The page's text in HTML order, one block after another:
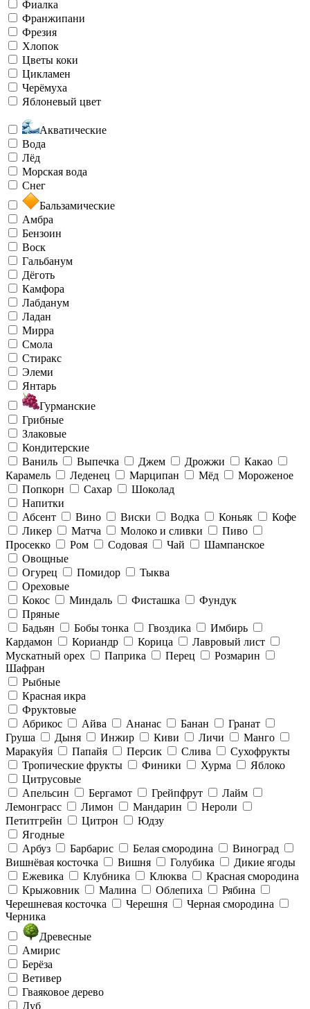
Фиалка
Франжипани
Фрезия
Хлопок
Цветы коки
Цикламен
Черёмуха
Яблоневый цвет
Акватические
Вода
Лёд
Морская вода
Снег
Бальзамические
Амбра
Бензоин
Воск
Гальбанум
Дёготь
Камфора
Лабданум
Ладан
Мирра
Смола
Стиракс
Элеми
Янтарь
Гурманские
Грибные
Злаковые
Кондитерские
Ваниль
Выпечка Джем Дрожжи
Какао
Карамель
Леденец Марципан Мёд
Мороженое
Попкорн
Сахар
Шоколад
Напитки
Абсент
Вино Виски Водка Коньяк
Кофе
Ликер
Матча Молоко и сливки
Пиво
Просекко
Ром Содовая Чай
Шампанское
Овощные
Огурец
Помидор
Тыква
Ореховые
Кокос
Миндаль Фисташка
Фундук
Пряные
Бадьян
Бобы тонка Гвоздика
Имбирь
Кардамон
Кориандр Корица
Лавровый лист
Мускатный орех
Паприка Перец
Розмарин
Шафран
Рыбные
Красная икра
Фруктовые
Абрикос
Айва Ананас Банан
Гранат
Груша
Дыня Инжир Киви Личи
Манго
Маракуйя
Папайя Персик Слива
Сухофрукты
Тропические фрукты
Финики Хурма
Яблоко
Цитрусовые
Апельсин
Бергамот Грейпфрут
Лайм
Лемонграсс
Лимон Мандарин
Нероли
Петитгрейн
Цитрон
Юдзу
Ягодные
Арбуз
Барбарис Белая смородина
Виноград
Вишнёвая косточка
Вишня Голубика
Дикие ягоды
Ежевика
Клубника Клюква
Красная смородина
Крыжовник
Малина Облепиха
Рябина
Черешневая косточка
Черешня
Черная смородина
Черника
Древесные
Амирис
Берёза
Ветивер
Гваяковое дерево
Дуб